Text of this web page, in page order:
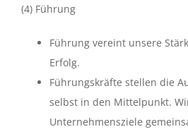
(4) Führung
Führung vereint unsere
Erfolg.
Führungskräfte stellen die
selbst in den Mittelpunkt.
Unternehmensziele